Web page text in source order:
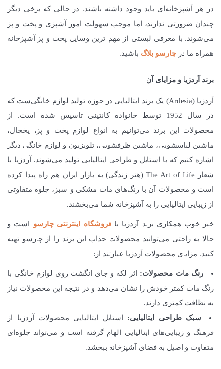
در هر آشپزخانه‌ای باید وجود داشته باشند. در حالی که برخی دیگر
چندان ضرورتی ندارند، اما موجب سهولت امور آشپزی و پخت و پز
می‌شوند. با معرفی لیستی از مهم ترین وسایل پخت و پز آشپزخانه
همراه ما در چارسو بلاگ باشید.
برند آردزیا و مزایای آن
آردزیا (Ardesia) یک برند ایتالیایی در حوزه تولید لوازم خانگی‌ست که
در سال 1952 توسط خانواده کانتینی تاسیس شده است. از
محصولات این برند می‌توانیم به انواع لوازم پخت و پز، یخچال،
ماشین لباسشویی، ماشین ظرفشویی، تلویزیون و لوازم خانگی دیگر
اشاره کنیم که با استایل و طراحی ایتالیایی تولید می‌شوند. آردزیا با
شعار The Art of Life (هنر زندگی) به بازار ایران هم راه پیدا کرده
است و محصولات آن با رنگ‌های مات مشکی و سبز، جلوه متفاوتی
از زیبایی ایتالیایی را به آشپزخانه شما می‌بخشند.
خبر خوب همکاری برند آردزیا بافروشگاه اینترنتی چارسو است و
حالا به راحتی می‌توانید محصولات جذاب این برند را از چارسو تهیه
کنید. مزایای محصولات آردزیا عبارتند از:
رنگ مات محصولات: اثر لکه و جای انگشت روی لوازم خانگی با
رنگ مات کمتر خودش را نشان می‌دهد و در نتیجه این محصولات نیاز
به نظافت کمتری دارند.
سبک طراحی ایتالیایی: استایل ایتالیایی محصولات آردزیا از
فرهنگ و زیبایی‌های ایتالیایی الهام گرفته است و می‌تواند جلوه‌ای
متفاوت و اصیل به فضای آشپزخانه ببخشد.